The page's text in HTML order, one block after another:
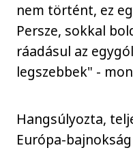
nem történt, ez
Persze, sokkal
ráadásul az
legszebbek" -
Hangsúlyozta,
Európa-